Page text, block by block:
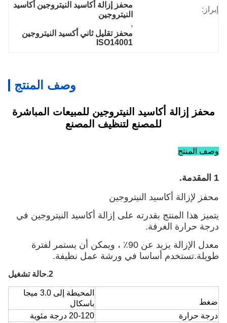
إبراز:
محفز إزالة أكاسيد النيتروجين أكاسيد
النيتروجين
,
محفز تقليل ثاني أكسيد النيتروجين
ISO14001
وصف المنتج
محفز إزالة أكاسيد النيتروجين للمبيعات المباشرة
للمصنع لتنظيف المصنع
وصف المنتج
1 المقدمة.
محفز لإزالة أكاسيد النيتروجين
يتميز هذا المنتج بقدرته على إزالة أكاسيد النيتروجين في
درجة حرارة الغرفة.
معدل الإزالة يزيد عن 90٪ ، ويمكن أن يستمر لفترة
طويلة.تستخدم أساسا في ورشة عمل نظيفة.
2.حالة تشغيل
ضغط
المحيطة إلى 3.0 ميجا
باسكال
درجة حرارة
20-120 درجة مئوية